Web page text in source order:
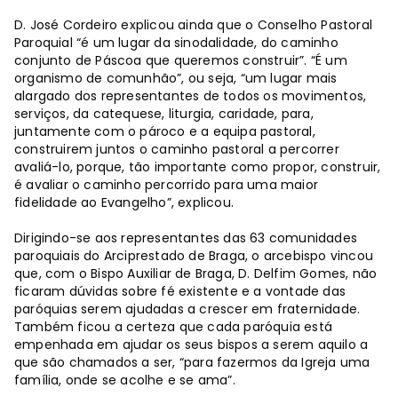
D. José Cordeiro explicou ainda que o Conselho Pastoral
Paroquial “é um lugar da sinodalidade, do caminho
conjunto de Páscoa que queremos construir”. “É um
organismo de comunhão”, ou seja, “um lugar mais
alargado dos representantes de todos os movimentos,
serviços, da catequese, liturgia, caridade, para,
juntamente com o pároco e a equipa pastoral,
construirem juntos o caminho pastoral a percorrer
avaliá-lo, porque, tão importante como propor, construir,
é avaliar o caminho percorrido para uma maior
fidelidade ao Evangelho”, explicou.
Dirigindo-se aos representantes das 63 comunidades
paroquiais do Arciprestado de Braga, o arcebispo vincou
que, com o Bispo Auxiliar de Braga, D. Delfim Gomes, não
ficaram dúvidas sobre fé existente e a vontade das
paróquias serem ajudadas a crescer em fraternidade.
Também ficou a certeza que cada paróquia está
empenhada em ajudar os seus bispos a serem aquilo a
que são chamados a ser, “para fazermos da Igreja uma
família, onde se acolhe e se ama”.